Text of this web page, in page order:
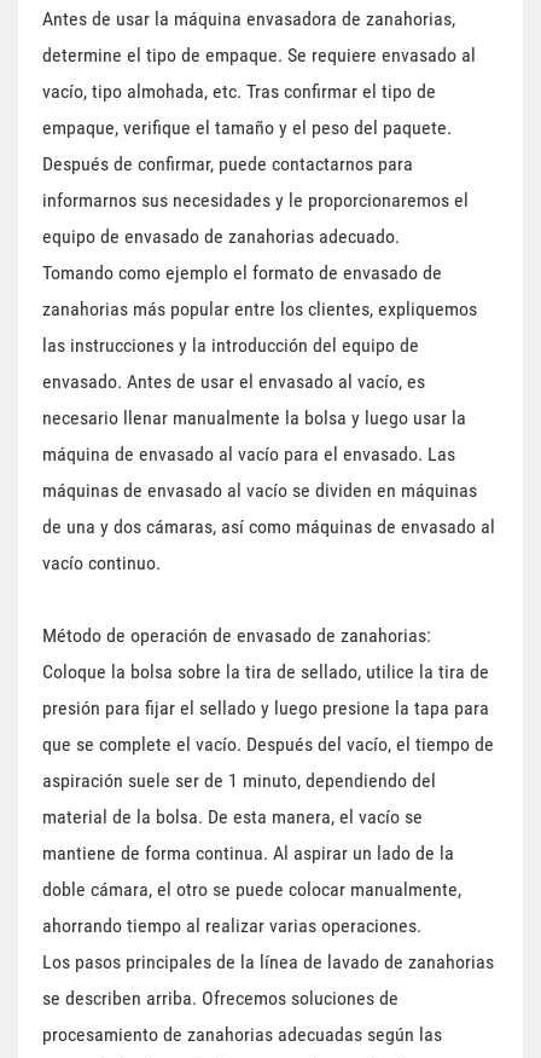
Antes de usar la máquina envasadora de zanahorias,
determine el tipo de empaque. Se requiere envasado al
vacío, tipo almohada, etc. Tras confirmar el tipo de
empaque, verifique el tamaño y el peso del paquete.
Después de confirmar, puede contactarnos para
informarnos sus necesidades y le proporcionaremos el
equipo de envasado de zanahorias adecuado.
Tomando como ejemplo el formato de envasado de
zanahorias más popular entre los clientes, expliquemos
las instrucciones y la introducción del equipo de
envasado. Antes de usar el envasado al vacío, es
necesario llenar manualmente la bolsa y luego usar la
máquina de envasado al vacío para el envasado. Las
máquinas de envasado al vacío se dividen en máquinas
de una y dos cámaras, así como máquinas de envasado al
vacío continuo.
Método de operación de envasado de zanahorias:
Coloque la bolsa sobre la tira de sellado, utilice la tira de
presión para fijar el sellado y luego presione la tapa para
que se complete el vacío. Después del vacío, el tiempo de
aspiración suele ser de 1 minuto, dependiendo del
material de la bolsa. De esta manera, el vacío se
mantiene de forma continua. Al aspirar un lado de la
doble cámara, el otro se puede colocar manualmente,
ahorrando tiempo al realizar varias operaciones.
Los pasos principales de la línea de lavado de zanahorias
se describen arriba. Ofrecemos soluciones de
procesamiento de zanahorias adecuadas según las